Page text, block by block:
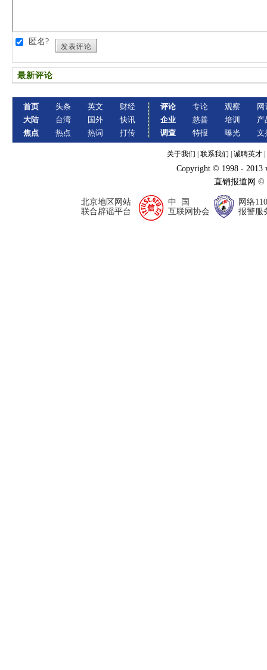
匿名?
发表评论
最新评论
首页
大陆
焦点
头条
台湾
热点
英文
国外
热词
财经
快讯
打传
评论
企业
调查
专论
慈善
特报
观察
培训
曝光
网
产
文
关于我们 联系我们 诚聘英才
Copyright © 1998 - 2013
直销报道网
北京地区网站
联合辟谣平台
中 国
互联网协会
网络110
报警服